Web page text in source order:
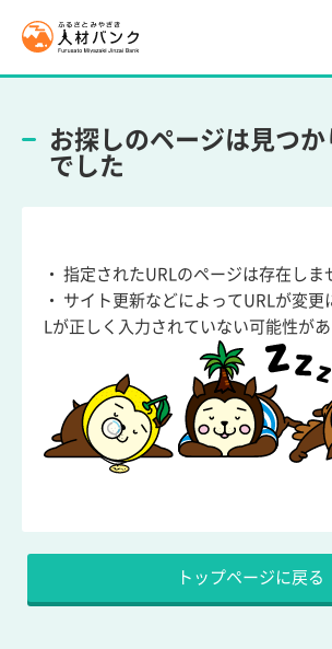
お探しのページは見つか
でした
・ 指定されたURLのページは存在しま
・ サイト更新などによってURLが変更
Lが正しく入力されていない可能性があ
トップページに戻る